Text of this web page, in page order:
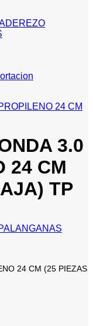
3.0
24 CM
TP
24 CM (25 PIEZAS